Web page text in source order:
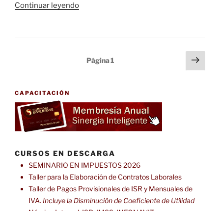
Continuar leyendo«Las
Página1
CAPACITACIÓN
CURSOS EN DESCARGA
SEMINARIO EN IMPUESTOS 2026
Taller para la Elaboración de Contratos Laborales
Taller de Pagos Provisionales de ISR y Mensuales de
IVA. Incluye la Disminución de Coeficiente de Utilidad